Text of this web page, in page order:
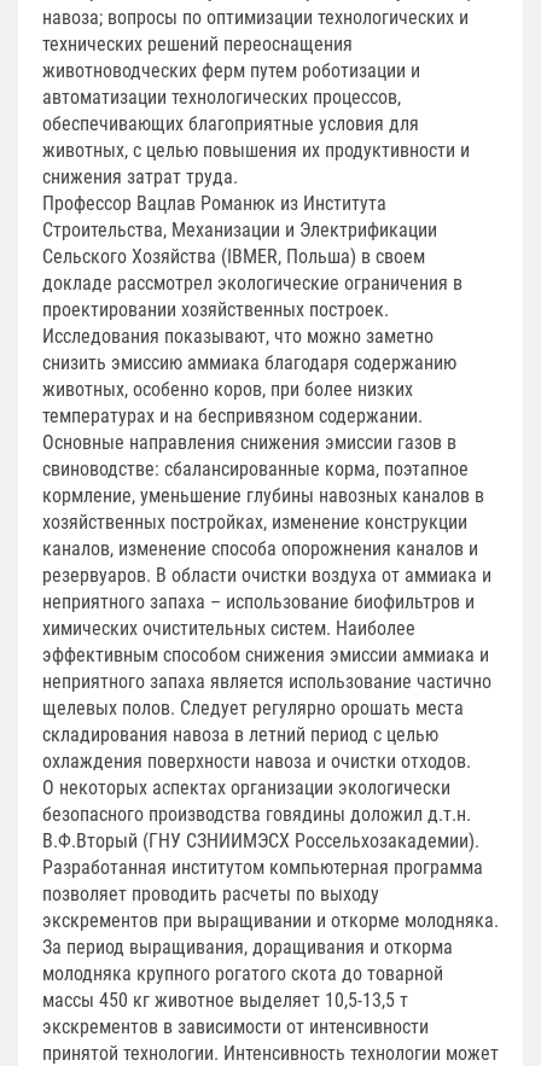
навоза; вопросы по оптимизации технологических и
технических решений переоснащения
животноводческих ферм путем роботизации и
автоматизации технологических процессов,
обеспечивающих благоприятные условия для
животных, с целью повышения их продуктивности и
снижения затрат труда.
Профессор Вацлав Романюк из Института
Строительства, Механизации и Электрификации
Сельского Хозяйства (IBMER, Польша) в своем
докладе рассмотрел экологические ограничения в
проектировании хозяйственных построек.
Исследования показывают, что можно заметно
снизить эмиссию аммиака благодаря содержанию
животных, особенно коров, при более низких
температурах и на беспривязном содержании.
Основные направления снижения эмиссии газов в
свиноводстве: сбалансированные корма, поэтапное
кормление, уменьшение глубины навозных каналов в
хозяйственных постройках, изменение конструкции
каналов, изменение способа опорожнения каналов и
резервуаров. В области очистки воздуха от аммиака и
неприятного запаха – использование биофильтров и
химических очистительных систем. Наиболее
эффективным способом снижения эмиссии аммиака и
неприятного запаха является использование частично
щелевых полов. Следует регулярно орошать места
складирования навоза в летний период с целью
охлаждения поверхности навоза и очистки отходов.
О некоторых аспектах организации экологически
безопасного производства говядины доложил д.т.н.
В.Ф.Вторый (ГНУ СЗНИИМЭСХ Россельхозакадемии).
Разработанная институтом компьютерная программа
позволяет проводить расчеты по выходу
экскрементов при выращивании и откорме молодняка.
За период выращивания, доращивания и откорма
молодняка крупного рогатого скота до товарной
массы 450 кг животное выделяет 10,5-13,5 т
экскрементов в зависимости от интенсивности
принятой технологии. Интенсивность технологии может